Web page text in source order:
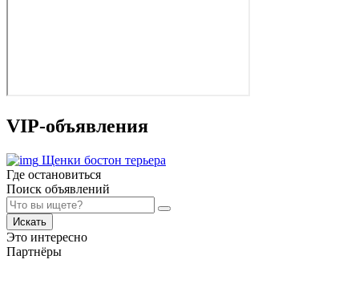
VIP-объявления
Щенки бостон терьера
Где остановиться
Поиск объявлений
Искать
Это интересно
Партнёры